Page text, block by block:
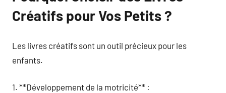
Créatifs pour Vos Petits ?
Les livres créatifs sont un outil précieux pour les
enfants.
1. **Développement de la motricité** :